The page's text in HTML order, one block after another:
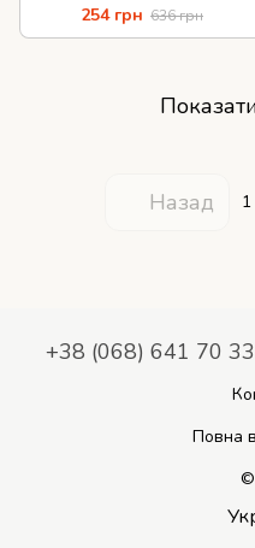
254 грн 636 грн
Назад 1
+38 (068) 641 70 33
Повна
©